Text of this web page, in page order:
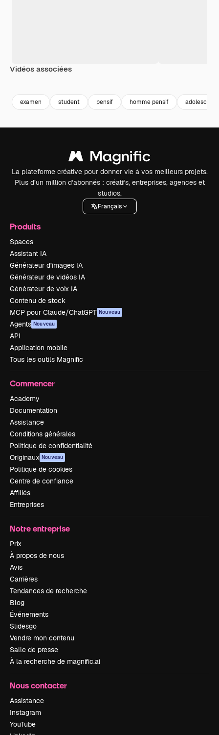
Vidéos associées
examen student pensif homme pensif adolescent
La plateforme créative pour donner vie à vos meilleurs projets.
Plus d’un million d’abonnés : créatifs, entreprises, agences et
studios.
Français
Produits
Spaces
Assistant IA
Générateur d’images IA
Générateur de vidéos IA
Générateur de voix IA
Contenu de stock
MCP pour Claude/ChatGPT Nouveau
Agents Nouveau
API
Application mobile
Tous les outils Magnific
Commencer
Academy
Documentation
Assistance
Conditions générales
Politique de confidentialité
Originaux Nouveau
Politique de cookies
Centre de confiance
Affiliés
Entreprises
Notre entreprise
Prix
À propos de nous
Avis
Carrières
Tendances de recherche
Blog
Événements
Slidesgo
Vendre mon contenu
Salle de presse
À la recherche de magnific.ai
Nous contacter
Assistance
Instagram
YouTube